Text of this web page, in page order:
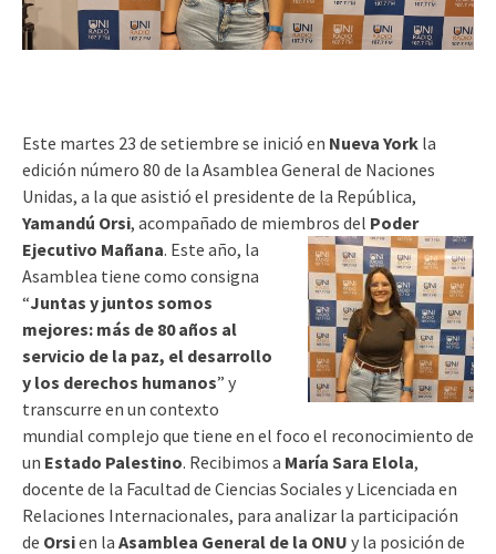
Este martes 23 de setiembre se inició en Nueva York la
edición número 80 de la Asamblea General de Naciones
Unidas, a la que asistió el presidente de la República,
Yamandú Orsi, acompañado de miembros del Poder
Ejecutivo Mañana. Este año, la
Asamblea tiene como consigna
“Juntas y juntos somos
mejores: más de 80 años al
servicio de la paz, el desarrollo
y los derechos humanos” y
transcurre en un contexto
mundial complejo que tiene en el foco el reconocimiento de
un Estado Palestino. Recibimos a María Sara Elola,
docente de la Facultad de Ciencias Sociales y Licenciada en
Relaciones Internacionales, para analizar la participación
de Orsien la Asamblea General de la ONU y la posición de